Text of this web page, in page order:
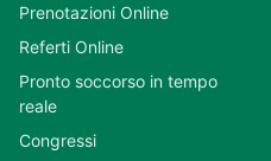
Prenotazioni Online
Referti Online
Pronto soccorso in tempo
reale
Congressi